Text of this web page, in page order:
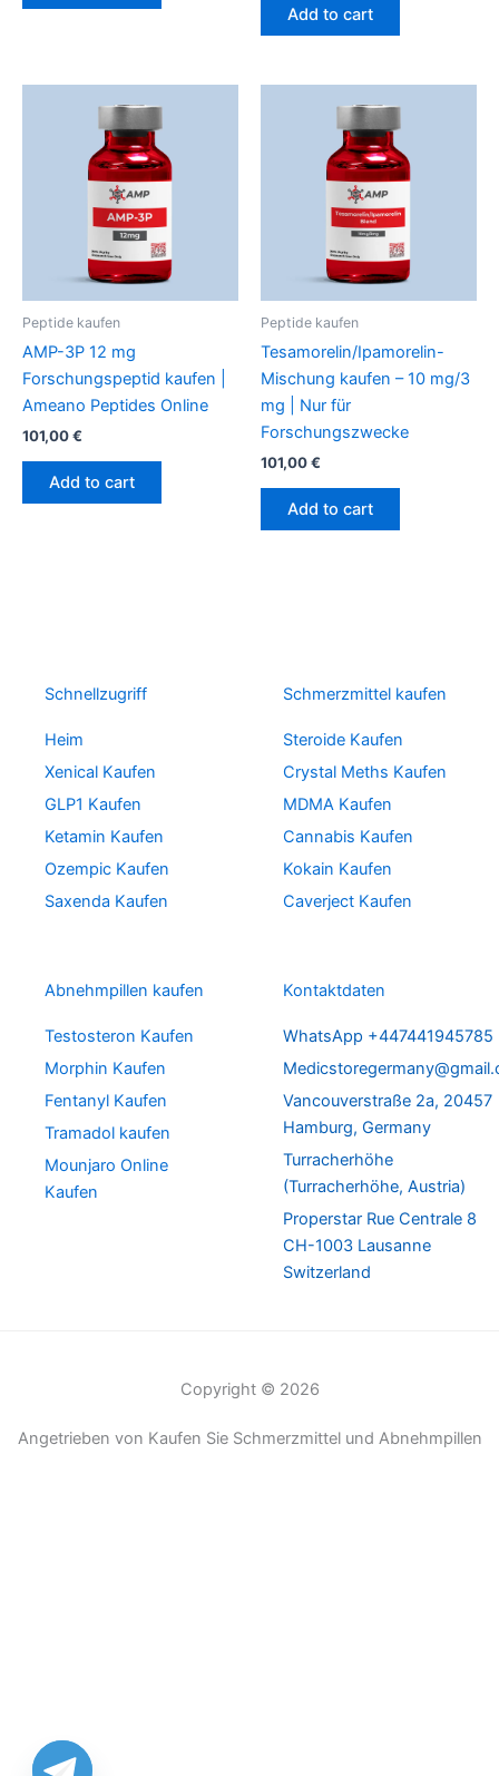
Add to cart
Peptide kaufen
AMP-3P 12 mg
Forschungspeptid kaufen |
Ameano Peptides Online
101,00€
Add to cart
Peptide kaufen
Tesamorelin/Ipamorelin-
Mischung kaufen – 10 mg/3
mg | Nur für
Forschungszwecke
101,00€
Add to cart
Schnellzugriff
Heim
Xenical Kaufen
GLP1 Kaufen
Ketamin Kaufen
Ozempic Kaufen
Saxenda Kaufen
Schmerzmittel kaufen
Steroide Kaufen
Crystal Meths Kaufen
MDMA Kaufen
Cannabis Kaufen
Kokain Kaufen
Caverject Kaufen
Abnehmpillen kaufen
Testosteron Kaufen
Morphin Kaufen
Fentanyl Kaufen
Tramadol kaufen
Mounjaro Online
Kaufen
Kontaktdaten
WhatsApp +447441945785
Vancouverstraße 2a, 20457
Hamburg, Germany
Turracherhöhe
(Turracherhöhe, Austria)
Properstar Rue Centrale 8
CH-1003 Lausanne
Switzerland
Copyright © 2026
Angetrieben von Kaufen Sie Schmerzmittel und Abnehmpillen